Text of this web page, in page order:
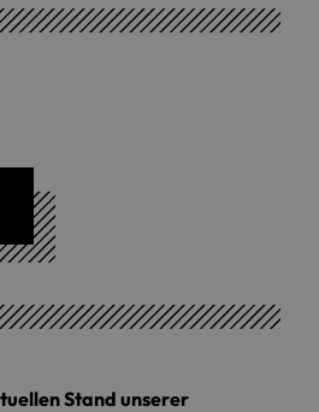
Stand unserer